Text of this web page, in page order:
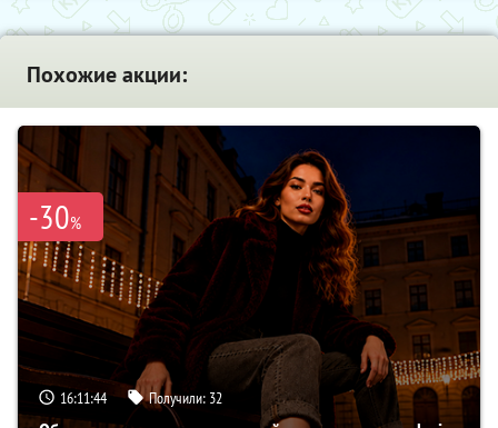
Похожие акции:
-30%
16:11:43 Получили: 32